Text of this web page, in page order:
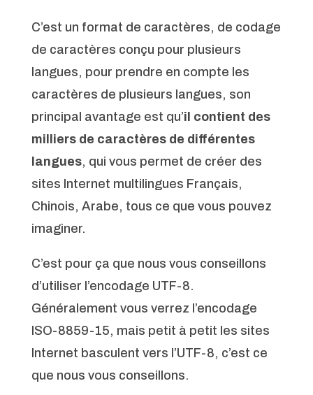
C’est un format de caractères, de codage
de caractères conçu pour plusieurs
langues, pour prendre en compte les
caractères de plusieurs langues, son
principal avantage est qu’il contient des
milliers de caractères de différentes
langues, qui vous permet de créer des
sites Internet multilingues Français,
Chinois, Arabe, tous ce que vous pouvez
imaginer.
C’est pour ça que nous vous conseillons
d’utiliser l’encodage UTF-8.
Généralement vous verrez l’encodage
ISO-8859-15, mais petit à petit les sites
Internet basculent vers l’UTF-8, c’est ce
que nous vous conseillons.